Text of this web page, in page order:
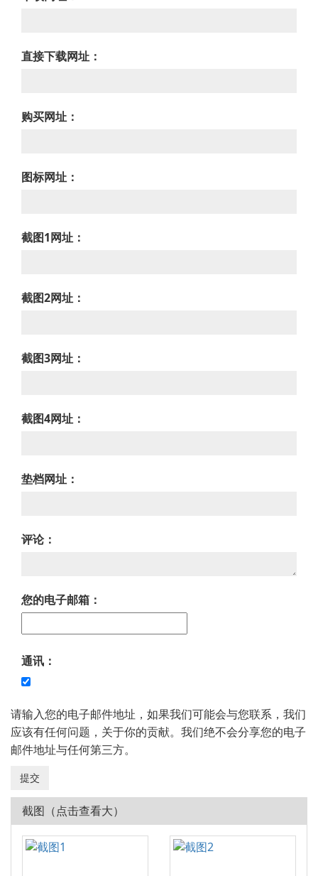
直接下载网址：
购买网址：
图标网址：
截图1网址：
截图2网址：
截图3网址：
截图4网址：
垫档网址：
评论：
您的电子邮箱：
通讯：
请输入您的电子邮件地址，如果我们可能会与您联系，我们
应该有任何问题，关于你的贡献。我们绝不会分享您的电子
邮件地址与任何第三方。
截图（点击查看大）